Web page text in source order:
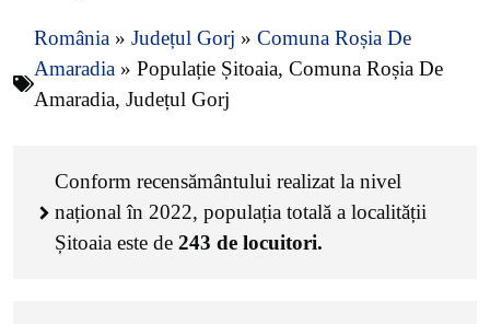
România » Județul Gorj » Comuna Roșia De
Amaradia » Populație Șitoaia, Comuna Roșia De
Amaradia, Județul Gorj
Conform recensământului realizat la nivel
național în 2022, populația totală a localității
Șitoaia este de 243 de locuitori.